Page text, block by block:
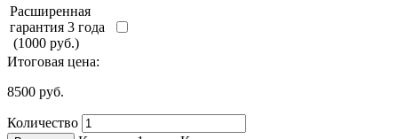
Расширенная
гарантия 3 года
(1000 руб.)
Итоговая цена:
8500 руб.
Количество